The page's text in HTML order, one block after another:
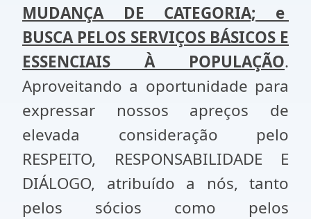
MUDANÇA DE CATEGORIA; e
BUSCA PELOS SERVIÇOS BÁSICOS E
ESSENCIAIS À POPULAÇÃO.
Aproveitando a oportunidade para
expressar nossos apreços de
elevada consideração pelo
RESPEITO, RESPONSABILIDADE E
DIÁLOGO, atribuído a nós, tanto
pelos sócios como pelos